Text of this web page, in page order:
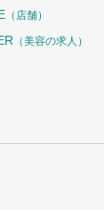
（店舗）
（美容の求人）